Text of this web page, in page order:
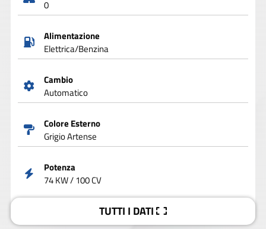
0
Alimentazione
Elettrica/Benzina
Cambio
Automatico
Colore Esterno
Grigio Artense
Potenza
74 KW / 100 CV
TUTTI I DATI